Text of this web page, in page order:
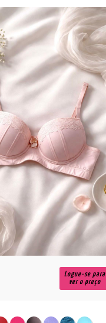
Logue-se para
ver o preço